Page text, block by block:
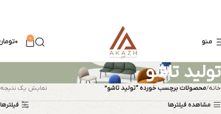
منو 0 ۰
تولید تاشو
خانه محصولات برچسب خورده “تولید تاشو”
نمایش یک نتیجه
مشاهده فیلترها
فیلترها